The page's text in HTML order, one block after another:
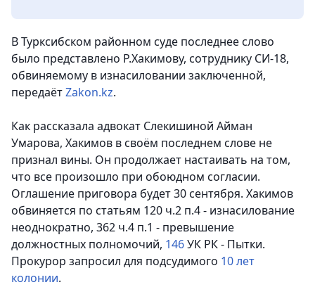
В Турксибском районном суде последнее слово
было представлено Р.Хакимову, сотруднику СИ-18,
обвиняемому в изнасиловании заключенной,
передаётZakon.kz.
Как рассказала адвокат Слекишиной Айман
Умарова, Хакимов в своём последнем слове не
признал вины. Он продолжает настаивать на том,
что все произошло при обоюдном согласии.
Оглашение приговора будет 30 сентября. Хакимов
обвиняется по статьям 120 ч.2 п.4 - изнасилование
неоднократно, 362 ч.4 п.1 - превышение
должностных полномочий, 146УК РК - Пытки.
Прокурор запросил для подсудимого 10 лет
колонии.